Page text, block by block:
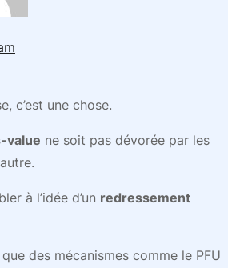
c’est une chose.
value ne soit pas dévorée par les
à l’idée d’un redressement
des mécanismes comme le PFU